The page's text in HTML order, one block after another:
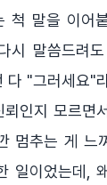
척 말을 이어
시 말씀드려
다 "그러세요"
인지 모르면
멈추는 게 느
일이었는데,